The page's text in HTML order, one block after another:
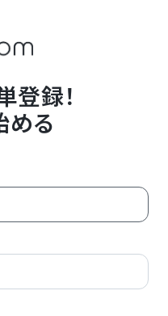
登録！
める